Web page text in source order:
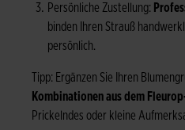
Persönliche Zustellung:
binden Ihren Strauß
persönlich.
Tipp: Ergänzen Sie Ihren
Kombinationen aus dem
Prickelndes oder kleine